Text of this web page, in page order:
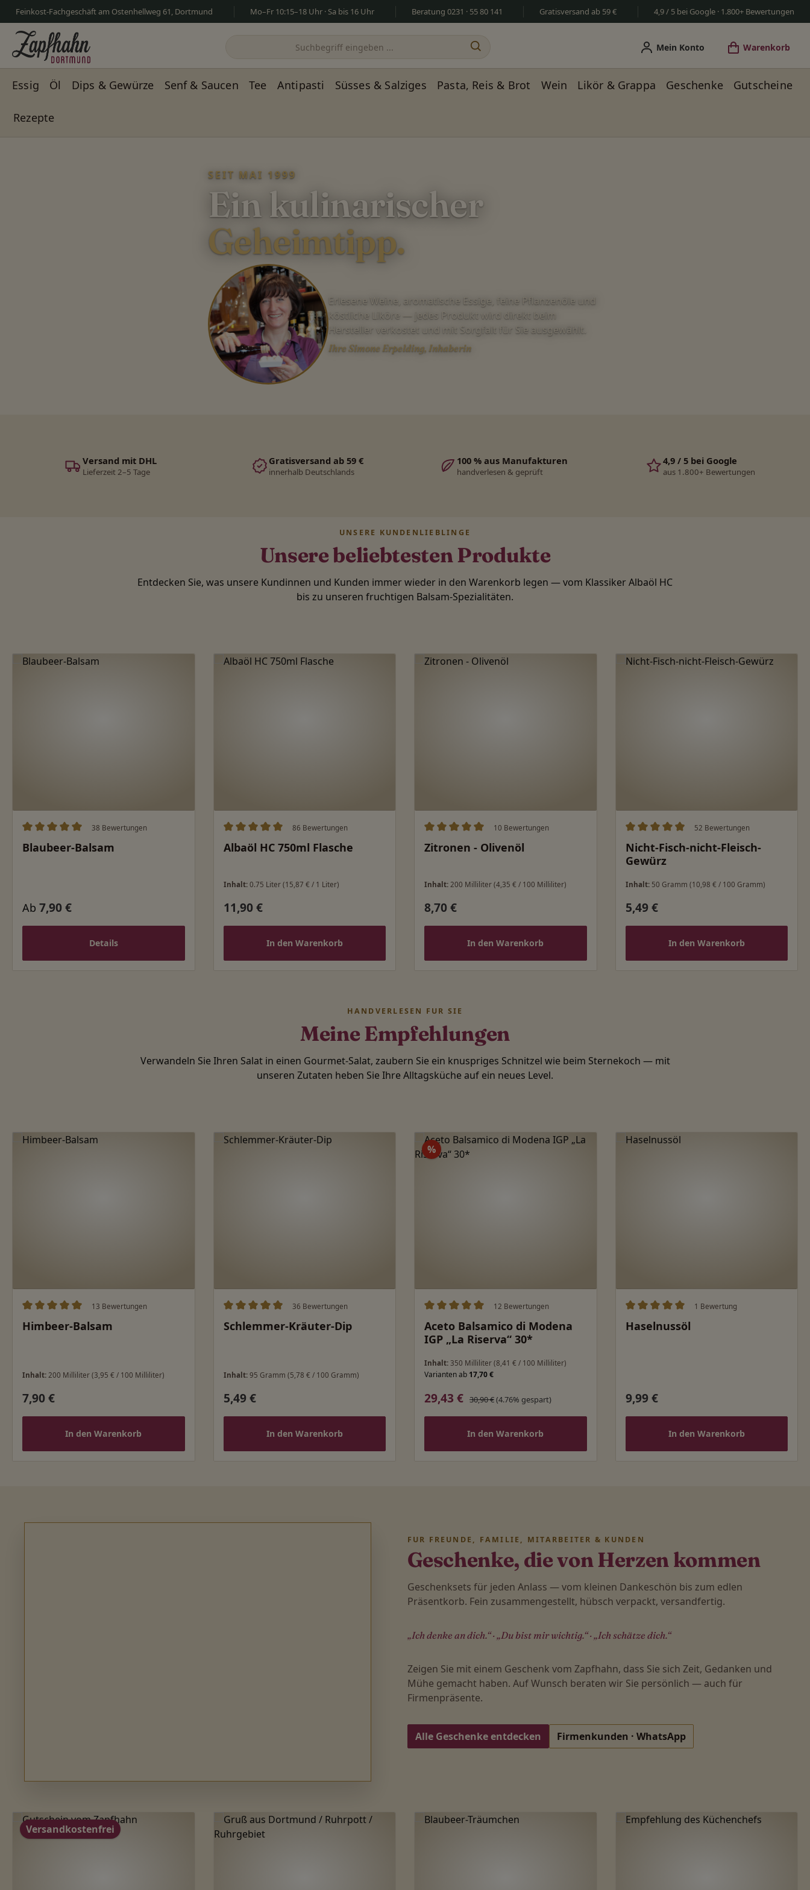
Hauptinhalt springen
Zur Suche springen
Zur Hauptnavigation springen
Feinkost-Fachgeschäft am Ostenhellweg 61, Dortmund Mo–Fr 10:15–18 Uhr · Sa bis 16 Uhr Beratung 0231 · 55 80 141 Gratisversand ab 59 € 4,9 / 5 bei Google · 1.800+ Bewertungen
Mein Konto Warenkorb
Essig Öl Dips & Gewürze Senf & Saucen Tee Antipasti Süsses & Salziges Pasta, Reis & Brot Wein Likör & Grappa Geschenke Gutscheine
Rezepte
SEIT MAI 1999
Ein kulinarischer
Geheimtipp.
Erlesene Weine, aromatische Essige, feine Pflanzenöle und
köstliche Liköre — jedes Produkt wird direkt beim
Hersteller verkostet und mit Sorgfalt für Sie ausgewählt.
Ihre Simone Erpelding, Inhaberin
Versand mit DHL
Lieferzeit 2–5 Tage
Gratisversand ab 59 €
innerhalb Deutschlands
100 % aus Manufakturen
handverlesen & geprüft
4,9 / 5 bei Google
aus 1.800+ Bewertungen
Unsere beliebtesten Produkte
UNSERE KUNDENLIEBLINGE
Entdecken Sie, was unsere Kundinnen und Kunden immer wieder in den Warenkorb legen — vom Klassiker Albaöl HC
bis zu unseren fruchtigen Balsam-Spezialitäten.
Produktgalerie überspringen
Durchschnittliche Bewertung von 5 von 5 Sternen
38 Bewertungen
Blaubeer-Balsam
Regulärer Preis:
Ab 7,90 €
Details
Durchschnittliche Bewertung von 5 von 5 Sternen
86 Bewertungen
Albaöl HC 750ml Flasche
Inhalt: 0.75 Liter (15,87 € / 1 Liter)
Regulärer Preis:
11,90 €
In den Warenkorb
Durchschnittliche Bewertung von 5 von 5 Sternen
10 Bewertungen
Zitronen - Olivenöl
Inhalt: 200 Milliliter (4,35 € / 100 Milliliter)
Regulärer Preis:
8,70 €
In den Warenkorb
Durchschnittliche Bewertung von 4.98
52 Bewertungen
Nicht-Fisch-nicht-Fleisch-
Gewürz
Inhalt: 50 Gramm (10,98 € / 100 Gramm)
Regulärer Preis:
5,49 €
In den Warenkorb
Meine Empfehlungen
HANDVERLESEN FÜR SIE
Verwandeln Sie Ihren Salat in einen Gourmet-Salat, zaubern Sie ein knuspriges Schnitzel wie beim Sternekoch — mit
unseren Zutaten heben Sie Ihre Alltagsküche auf ein neues Level.
Produktgalerie überspringen
Durchschnittliche Bewertung von 5 von 5 Sternen
13 Bewertungen
Himbeer-Balsam
Inhalt: 200 Milliliter (3,95 € / 100 Milliliter)
Regulärer Preis:
7,90 €
In den Warenkorb
Durchschnittliche Bewertung von 4.96 von 5 Sternen
36 Bewertungen
Schlemmer-Kräuter-Dip
Inhalt: 95 Gramm (5,78 € / 100 Gramm)
Regulärer Preis:
5,49 €
In den Warenkorb
%Rabatt
Durchschnittliche Bewertung von 5 von 5 Sternen
12 Bewertungen
Aceto Balsamico di Modena
IGP „La Riserva“ 30*
Inhalt: 350 Milliliter (8,41 € / 100 Milliliter)
Varianten ab 17,70 €
Verkaufspreis:
29,43 € Regulärer Preis:
30,90 €(4.76% gespart)
In den Warenkorb
Durchschnittliche Bewertung von 5 von
1 Bewertung
Haselnussöl
Regulärer Preis:
9,99 €
In den Warenkorb
FÜR FREUNDE, FAMILIE, MITARBEITER & KUNDEN
Geschenke, die von Herzen kommen
Geschenksets für jeden Anlass — vom kleinen Dankeschön bis zum edlen
Präsentkorb. Fein zusammengestellt, hübsch verpackt, versandfertig.
„Ich denke an dich.“ · „Du bist mir wichtig.“ · „Ich schätze dich.“
Zeigen Sie mit einem Geschenk vom Zapfhahn, dass Sie sich Zeit, Gedanken und
Mühe gemacht haben. Auf Wunsch beraten wir Sie persönlich — auch für
Firmenpräsente.
Alle Geschenke entdecken Firmenkunden · WhatsApp
Produktgalerie überspringen
Versandkostenfrei